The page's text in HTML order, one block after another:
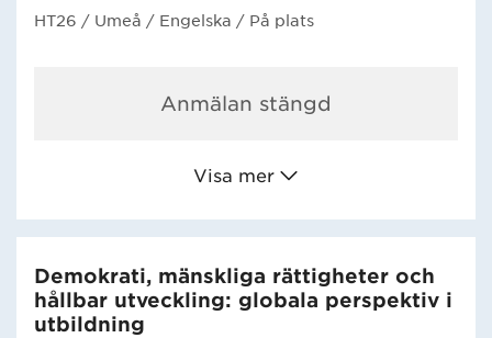
HT26 / Umeå / Engelska / På plats
Anmälan stängd
Visa mer
Demokrati, mänskliga rättigheter och
hållbar utveckling: globala perspektiv i
utbildning